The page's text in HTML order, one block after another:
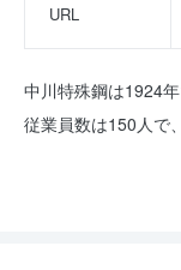
URL
中川特殊鋼は1924
従業員数は150人で